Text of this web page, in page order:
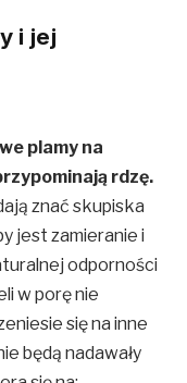
i jej
plamy na
rdzę.
znać skupiska
jest zamieranie i
odporności
w porę nie
się na inne
będą nadawały